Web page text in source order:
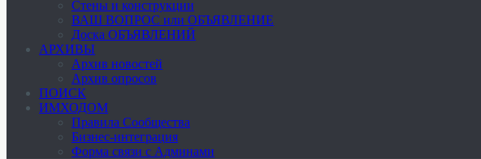
Стены и конструкции
ВАШ ВОПРОС или ОБЪЯВЛЕНИЕ
Доска ОБЪЯВЛЕНИЙ
АРХИВЫ
Архив новостей
Архив опросов
ПОИСК
ИМХОДОМ
Правила Сообщества
Бизнес-интеграция
Форма связи с Админами